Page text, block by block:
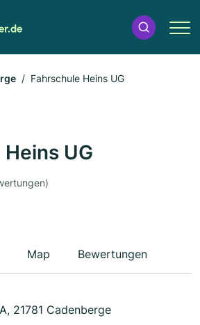
Fahrschule Heins UG
UG
Map Bewertungen
21781 Cadenberge